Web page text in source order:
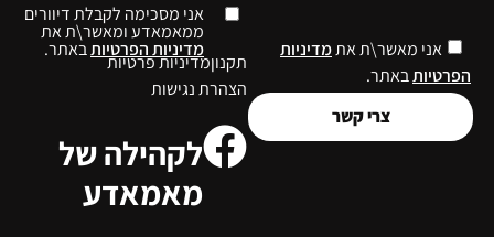
אני מאשר\ת אתמדיניות
הפרטיותבאתר.
צרי קשר
אני מסכימה לקבלת דיוורים
ממאמאדע ומאשר\ת את
מדיניות הפרטיותבאתר.
תקנוןמדיניות פרטיות
הצהרת נגישות
לקהילה של
מאמאדע